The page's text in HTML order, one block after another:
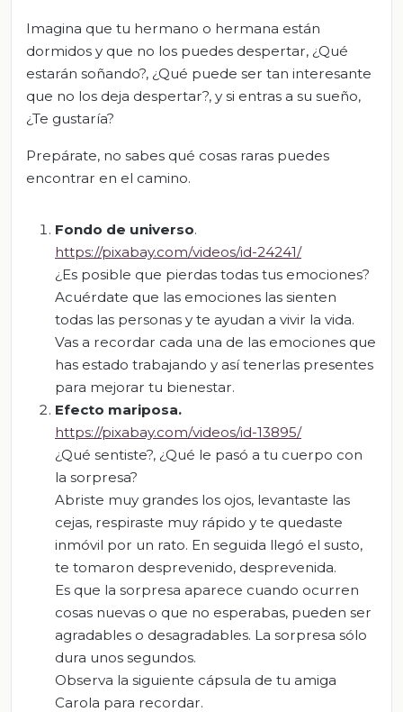
Imagina que tu hermano o hermana están
dormidos y que no los puedes despertar, ¿Qué
estarán soñando?, ¿Qué puede ser tan interesante
que no los deja despertar?, y si entras a su sueño,
¿Te gustaría?
Prepárate, no sabes qué cosas raras puedes
encontrar en el camino.
Fondo de universo.
https://pixabay.com/videos/id-24241/
¿Es posible que pierdas todas tus emociones?
Acuérdate que las emociones las sienten
todas las personas y te ayudan a vivir la vida.
Vas a recordar cada una de las emociones que
has estado trabajando y así tenerlas presentes
para mejorar tu bienestar.
Efecto mariposa.
https://pixabay.com/videos/id-13895/
¿Qué sentiste?, ¿Qué le pasó a tu cuerpo con
la sorpresa?
Abriste muy grandes los ojos, levantaste las
cejas, respiraste muy rápido y te quedaste
inmóvil por un rato. En seguida llegó el susto,
te tomaron desprevenido, desprevenida.
Es que la sorpresa aparece cuando ocurren
cosas nuevas o que no esperabas, pueden ser
agradables o desagradables. La sorpresa sólo
dura unos segundos.
Observa la siguiente cápsula de tu amiga
Carola para recordar.